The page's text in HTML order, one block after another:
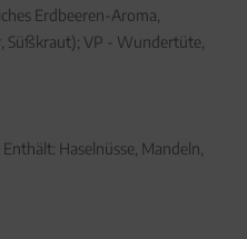
Erdbeeren-Aroma,
Süßkraut); VP - Wundertüte,
Haselnüsse, Mandeln,